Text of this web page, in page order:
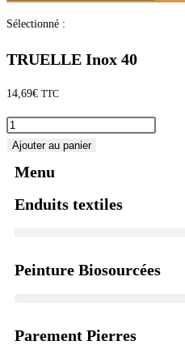
Sélectionné :
TRUELLE Inox 40
14,69€ TTC
Ajouter au panier
Menu
Enduits textiles
Peinture Biosourcées
Parement Pierres